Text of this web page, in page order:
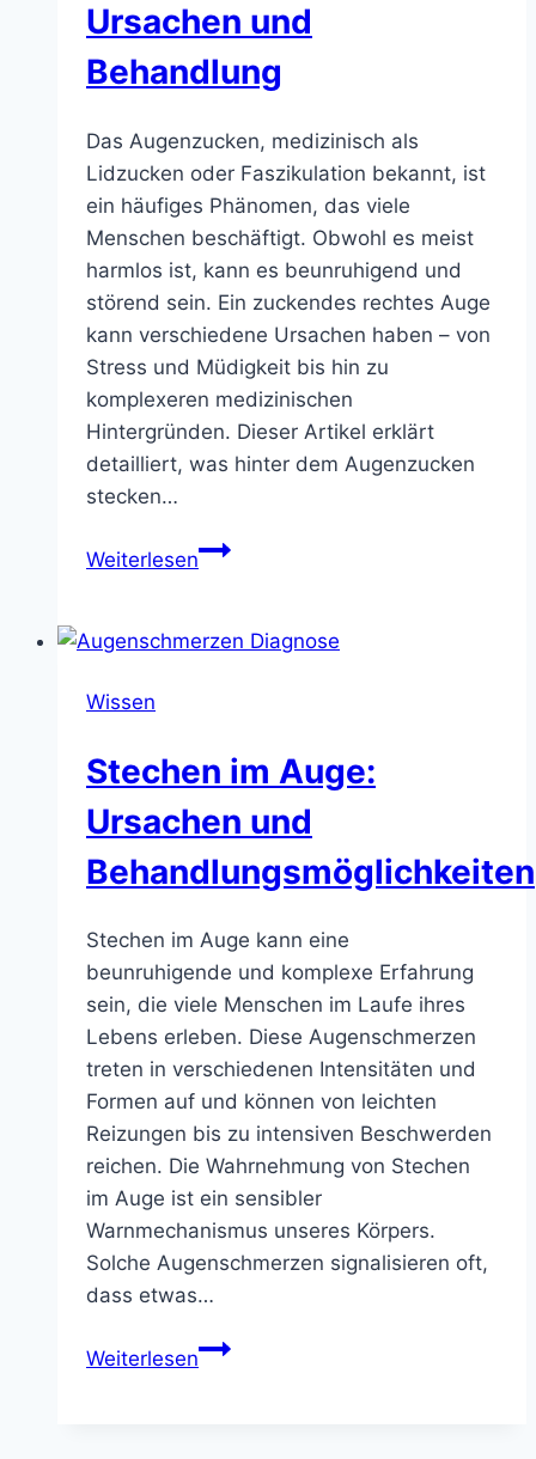
Hilfe
Ursachen und
Behandlung
Das Augenzucken, medizinisch als
Lidzucken oder Faszikulation bekannt, ist
ein häufiges Phänomen, das viele
Menschen beschäftigt. Obwohl es meist
harmlos ist, kann es beunruhigend und
störend sein. Ein zuckendes rechtes Auge
kann verschiedene Ursachen haben – von
Stress und Müdigkeit bis hin zu
komplexeren medizinischen
Hintergründen. Dieser Artikel erklärt
detailliert, was hinter dem Augenzucken
stecken…
WeiterlesenRechtes
–
Wissen
Stechen im Auge:
Ursachen und
Behandlungsmöglichkeiten
Stechen im Auge kann eine
beunruhigende und komplexe Erfahrung
sein, die viele Menschen im Laufe ihres
Lebens erleben. Diese Augenschmerzen
treten in verschiedenen Intensitäten und
Formen auf und können von leichten
Reizungen bis zu intensiven Beschwerden
reichen. Die Wahrnehmung von Stechen
im Auge ist ein sensibler
Warnmechanismus unseres Körpers.
Solche Augenschmerzen signalisieren oft,
dass etwas…
WeiterlesenStechen